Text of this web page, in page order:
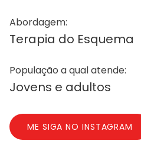
Abordagem:
Terapia do Esquema
População a qual atende:
Jovens e adultos
ME SIGA NO INSTAGRAM